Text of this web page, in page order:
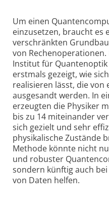
Um einen
einzusetzen, braucht es
verschränkten
von Rechen­operationen.
Institut für
erstmals gezeigt, wie
realisieren lässt, die von
ausgesandt werden. In
erzeugten die Physiker
bis zu 14 miteinander
sich gezielt und sehr
physikalische Zustände
Methode könnte nicht
und robuster
sondern künftig auch
von Daten helfen.